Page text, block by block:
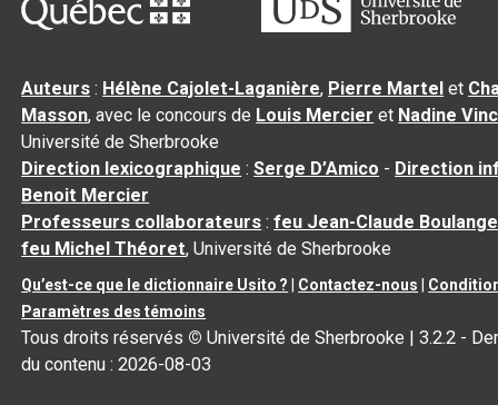
Auteurs : Hélène Cajolet-Laganière, Pierre Martel et
Masson, avec le concours de Louis Mercier et Nadine
Université de Sherbrooke
Direction lexicographique :Serge D’Amico - Direction
Benoit Mercier
Professeurs collaborateurs :feu Jean-Claude
feu Michel Théoret, Université de Sherbrooke
Qu’est-ce que le dictionnaire Usito ? Contactez-nous
Paramètres des témoins
Tous droits réservés © Université de Sherbrooke |3.2.2 -
du contenu :2026-08-03